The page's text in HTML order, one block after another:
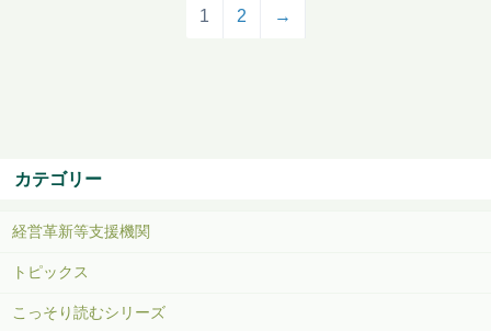
1 2 →
カテゴリー
経営革新等支援機関
トピックス
こっそり読むシリーズ